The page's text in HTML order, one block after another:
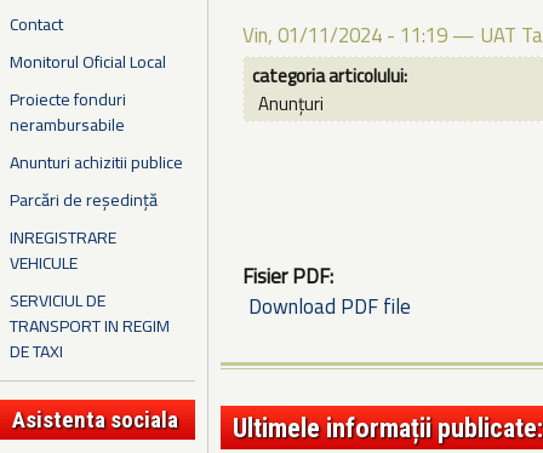
Contact
Monitorul Oficial Local
Proiecte fonduri
nerambursabile
Anunturi achizitii publice
Parcări de reședință
INREGISTRARE
VEHICULE
SERVICIUL DE
TRANSPORT IN REGIM
DE TAXI
Asistenta sociala
Vin, 01/11/2024 - 11:19 — UAT
categoria articolului:
Anunțuri
Fisier PDF:
Download PDF file
Ultimele informații publicate: